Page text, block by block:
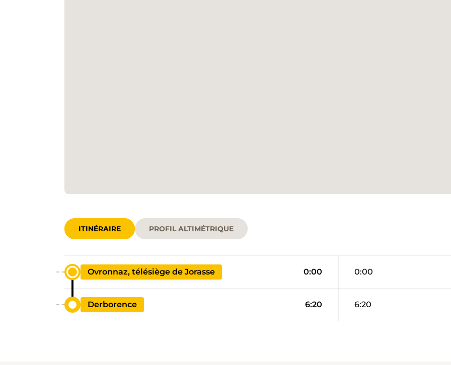
ITINÉRAIRE PROFIL ALTIMÉTRIQUE
Ovronnaz, télésiège de Jorasse 0:00 0:00
Derborence 6:20 6:20